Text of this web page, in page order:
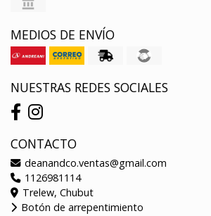
MEDIOS DE ENVÍO
NUESTRAS REDES SOCIALES
CONTACTO
deanandco.ventas@gmail.com
1126981114
Trelew, Chubut
Botón de arrepentimiento